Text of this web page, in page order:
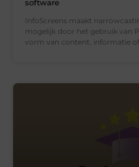
software
InfoScreens maakt
mogelijk door het gebruik van
vorm van content, informatie of